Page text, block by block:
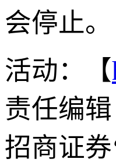
会停止。
活动：【
责任编
招商证